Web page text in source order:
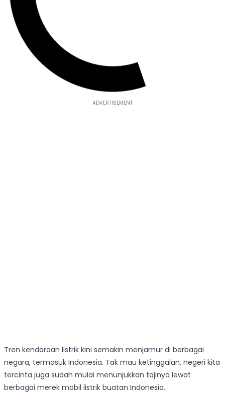
Tren kendaraan listrik kini semakin menjamur di berbagai
negara, termasuk Indonesia. Tak mau ketinggalan, negeri kita
tercinta juga sudah mulai menunjukkan tajinya lewat
berbagai merek mobil listrik buatan Indonesia.